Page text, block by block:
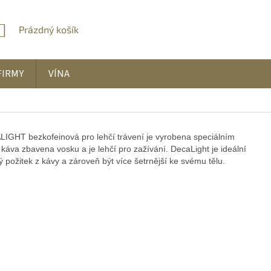
Prázdný košík
VÍNA
bezkofeinová pro lehčí trávení je vyrobena speciálním
zbavena vosku a je lehčí pro zažívání. DecaLight je ideální
z kávy a zároveň být více šetrnější ke svému tělu.